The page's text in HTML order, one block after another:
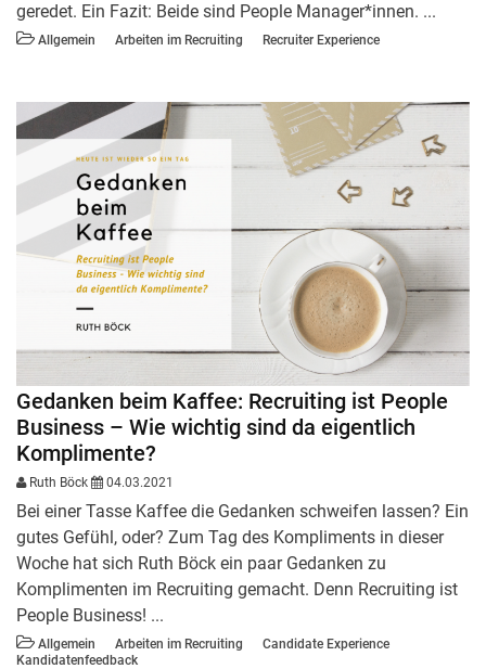
geredet. Ein Fazit: Beide sind People Manager*innen. ...
Allgemein Arbeiten im Recruiting Recruiter Experience
Gedanken beim Kaffee: Recruiting ist People
Business – Wie wichtig sind da eigentlich
Komplimente?
Ruth Böck 04.03.2021
Bei einer Tasse Kaffee die Gedanken schweifen lassen? Ein
gutes Gefühl, oder? Zum Tag des Kompliments in dieser
Woche hat sich Ruth Böck ein paar Gedanken zu
Komplimenten im Recruiting gemacht. Denn Recruiting ist
People Business! ...
Allgemein Arbeiten im Recruiting
Candidate Experience
Kandidatenfeedback